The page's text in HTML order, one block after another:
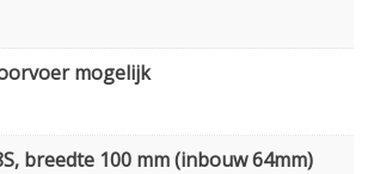
mogelijk
breedte 100 mm (inbouw 64mm)